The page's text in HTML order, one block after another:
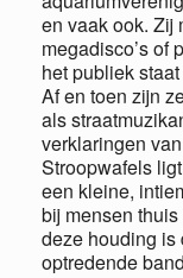
en vaak ook. Zij
megadisco’s of
het publiek
Af en toen zijn
als
verklaringen
Stroopwafels
een kleine,
bij mensen
deze houding is
optredende